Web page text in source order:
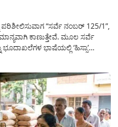
“ಸರ್ವೆ ನಂಬರ್ 125/1”,
ಕಾಣುತ್ತೇವೆ. ಮೂಲ ಸರ್ವೆ
ಭಾಷೆಯಲ್ಲಿ ‘ಹಿಸ್ಸಾ’